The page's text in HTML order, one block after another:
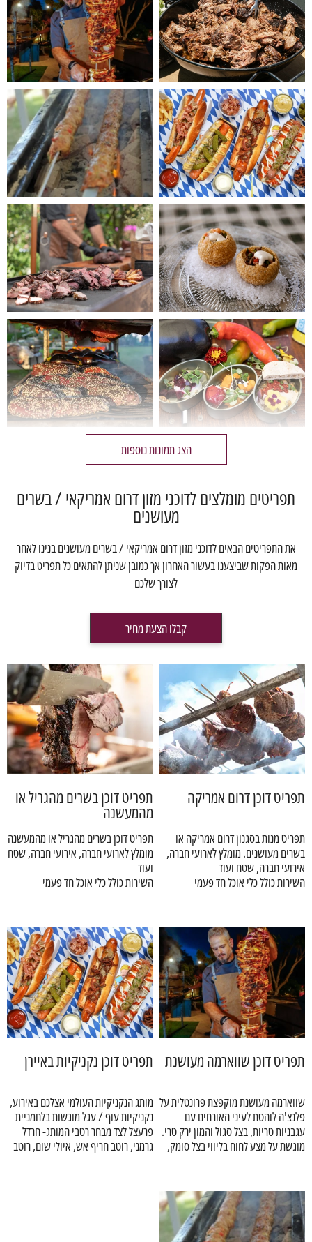
הצג תמונות נוספות
תפריטים מומלצים לדוכני מזון דרום אמריקאי / בשרים
מעושנים
את התפריטים הבאים לדוכני מזון דרום אמריקאי / בשרים מעושנים בנינו לאחר
מאות הפקות שביצענו בעשור האחרון אך כמובן שניתן להתאים כל תפריט בדיוק
לצורך שלכם
קבלו הצעת מחיר
תפריט דוכן דרום אמריקה
תפריט מנות בסגנון דרום אמריקה או
בשרים מעושנים. מומלץ לארועי חברה,
אירועי חברה, שטח ועוד
השירות כולל כלי אוכל חד פעמי
במקום
תפריט דוכן בשרים מהגריל או
מהמעשנה
תפריט דוכן בשרים מהגריל או מהמעשנה
מומלץ לארועי חברה, אירועי חברה, שטח
ועוד
השירות כולל כלי אוכל חד פעמי
במקום
תפריט דוכן שווארמה מעושנת
שווארמה מעושנת מוקפצת פרונטלית על
פלנצ'ה לוהטת לעיני האורחים עם
עגבניות טריות, בצל סגול והמון ירק טרי.
מוגשת על מצע לחוח בליווי בצל סומק,
תפריט דוכן נקניקיות באיירן
מותג הנקניקיות העולמי אצלכם באירוע,
נקניקיות עוף / עגל מוגשות בלחמניית
פרעצל לצד מבחר רטבי המותג- חרדל
גרמני, רוטב חריף אש, איולי שום, רוטב